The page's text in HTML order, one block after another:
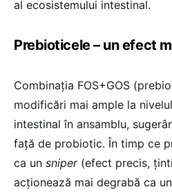
al ecosistemului intestinal.
Prebioticele – un efect
Combinația FOS+GOS
modificări mai ample la
intestinal în ansamblu,
față de probiotic. În timp ce
ca un sniper(efect precis,
acționează mai degrabă ca